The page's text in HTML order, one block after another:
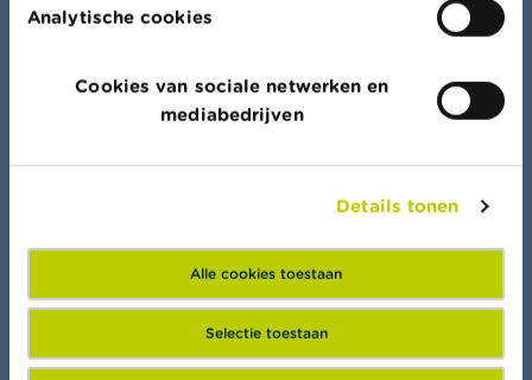
Analytische cookies
Cookies van sociale netwerken en
mediabedrijven
Details tonen
Alle cookies toestaan
Selectie toestaan
Dataportaal